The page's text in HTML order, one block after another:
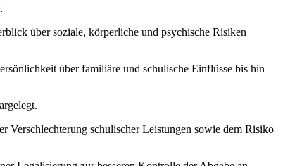
über soziale, körperliche und psychische Risiken
über familiäre und schulische Einflüsse bis hin
Verschlechterung schulischer Leistungen sowie dem Risiko